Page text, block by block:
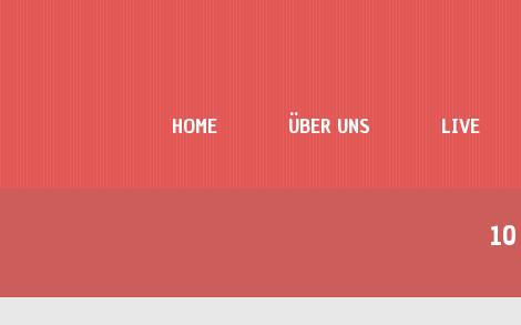
HOME ÜBER UNS LIVE